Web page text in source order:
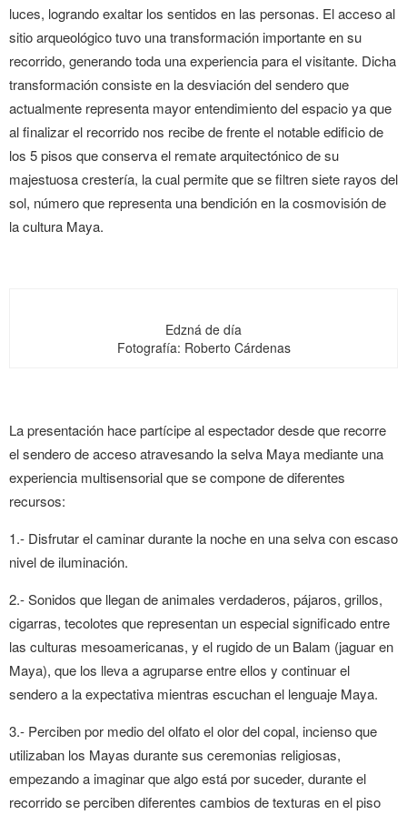
COLABORADORES
luces, logrando exaltar los sentidos en las personas. El acceso al
sitio arqueológico tuvo una transformación importante en su
recorrido, generando toda una experiencia para el visitante. Dicha
transformación consiste en la desviación del sendero que
actualmente representa mayor entendimiento del espacio ya que
al finalizar el recorrido nos recibe de frente el notable edificio de
los 5 pisos que conserva el remate arquitectónico de su
majestuosa crestería, la cual permite que se filtren siete rayos del
sol, número que representa una bendición en la cosmovisión de
la cultura Maya.
Edzná de día
Fotografía: Roberto Cárdenas
La presentación hace partícipe al espectador desde que recorre
el sendero de acceso atravesando la selva Maya mediante una
experiencia multisensorial que se compone de diferentes
recursos:
1.- Disfrutar el caminar durante la noche en una selva con escaso
nivel de iluminación.
2.- Sonidos que llegan de animales verdaderos, pájaros, grillos,
cigarras, tecolotes que representan un especial significado entre
las culturas mesoamericanas, y el rugido de un Balam (jaguar en
Maya), que los lleva a agruparse entre ellos y continuar el
sendero a la expectativa mientras escuchan el lenguaje Maya.
3.- Perciben por medio del olfato el olor del copal, incienso que
utilizaban los Mayas durante sus ceremonias religiosas,
empezando a imaginar que algo está por suceder, durante el
recorrido se perciben diferentes cambios de texturas en el piso